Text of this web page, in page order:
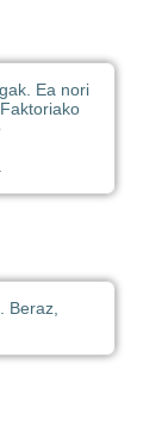
Ea nori
Beraz,